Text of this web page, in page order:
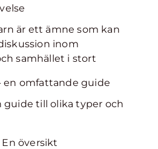
är ett ämne som kan
inom
samhället i stort
en omfattande guide
guide till olika typer och
översikt